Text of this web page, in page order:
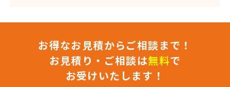
株式会社バンノ
株式会社フジプロ
株式会社フジプロ刈谷営業所
株式会社ホームガス東海
お得なお見積からご相談まで！
お見積り・ご相談は無料で
お受けいたします！